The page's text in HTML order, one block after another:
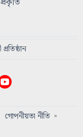
গোপনীয়তা নীতি